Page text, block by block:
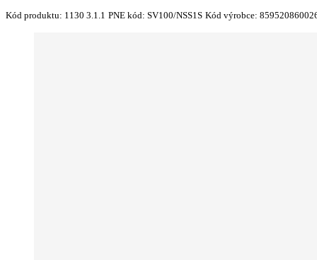
Kód produktu: 1130 3.1.1 PNE kód: SV100/NSS1S Kód výrobce: